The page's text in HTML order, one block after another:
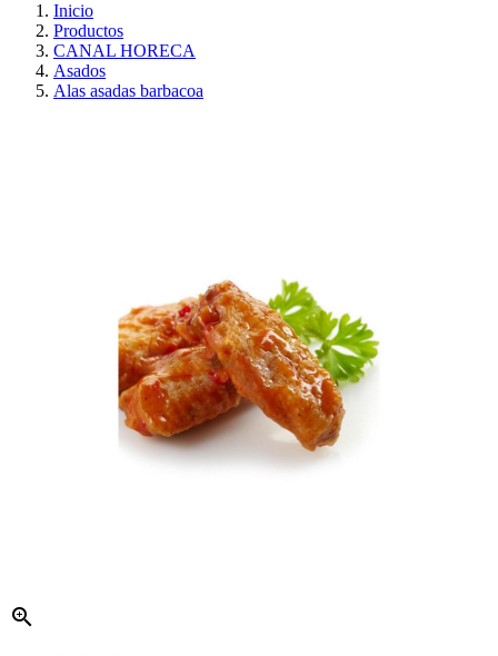
Inicio
Productos
CANAL HORECA
Asados
Alas asadas barbacoa
